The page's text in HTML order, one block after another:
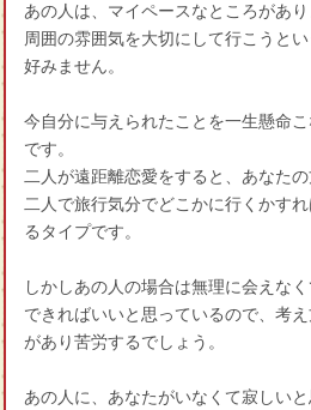
あの人は、マイペースなところがあり
周囲の雰囲気を大切にして行こうと
好みません。
今自分に与えられたことを一生懸命
です。
二人が遠距離恋愛をすると、あなたの
二人で旅行気分でどこかに行くかす
るタイプです。
しかしあの人の場合は無理に会えな
できればいいと思っているので、考
があり苦労するでしょう。
あの人に、あなたがいなくて寂しい